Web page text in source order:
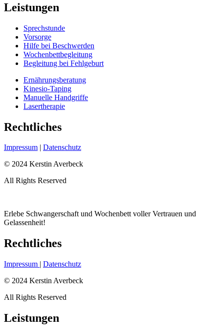
Leistungen
Sprechstunde
Vorsorge
Hilfe bei Beschwerden
Wochenbettbegleitung
Begleitung bei Fehlgeburt
Ernährungsberatung
Kinesio-Taping
Manuelle Handgriffe
Lasertherapie
Rechtliches
Impressum | Datenschutz
© 2024 Kerstin Averbeck
All Rights Reserved
Erlebe Schwangerschaft und Wochenbett voller Vertrauen und
Gelassenheit!
Rechtliches
Impressum | Datenschutz
© 2024 Kerstin Averbeck
All Rights Reserved
Leistungen